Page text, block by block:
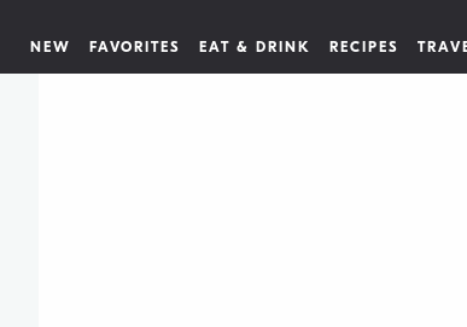
NEW FAVORITES EAT & DRINK RECIPES